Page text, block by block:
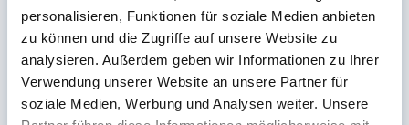
personalisieren, Funktionen für soziale Medien anbieten
zu können und die Zugriffe auf unsere Website zu
analysieren. Außerdem geben wir Informationen zu Ihrer
Verwendung unserer Website an unsere Partner für
soziale Medien, Werbung und Analysen weiter. Unsere
Psychologe/-in: Berufsbild, Ausbildungsweg und
Karrierechancen
Psychologinnen und Psychologen widmen sich der
Erforschung des menschlichen Verhaltens und Erlebens.